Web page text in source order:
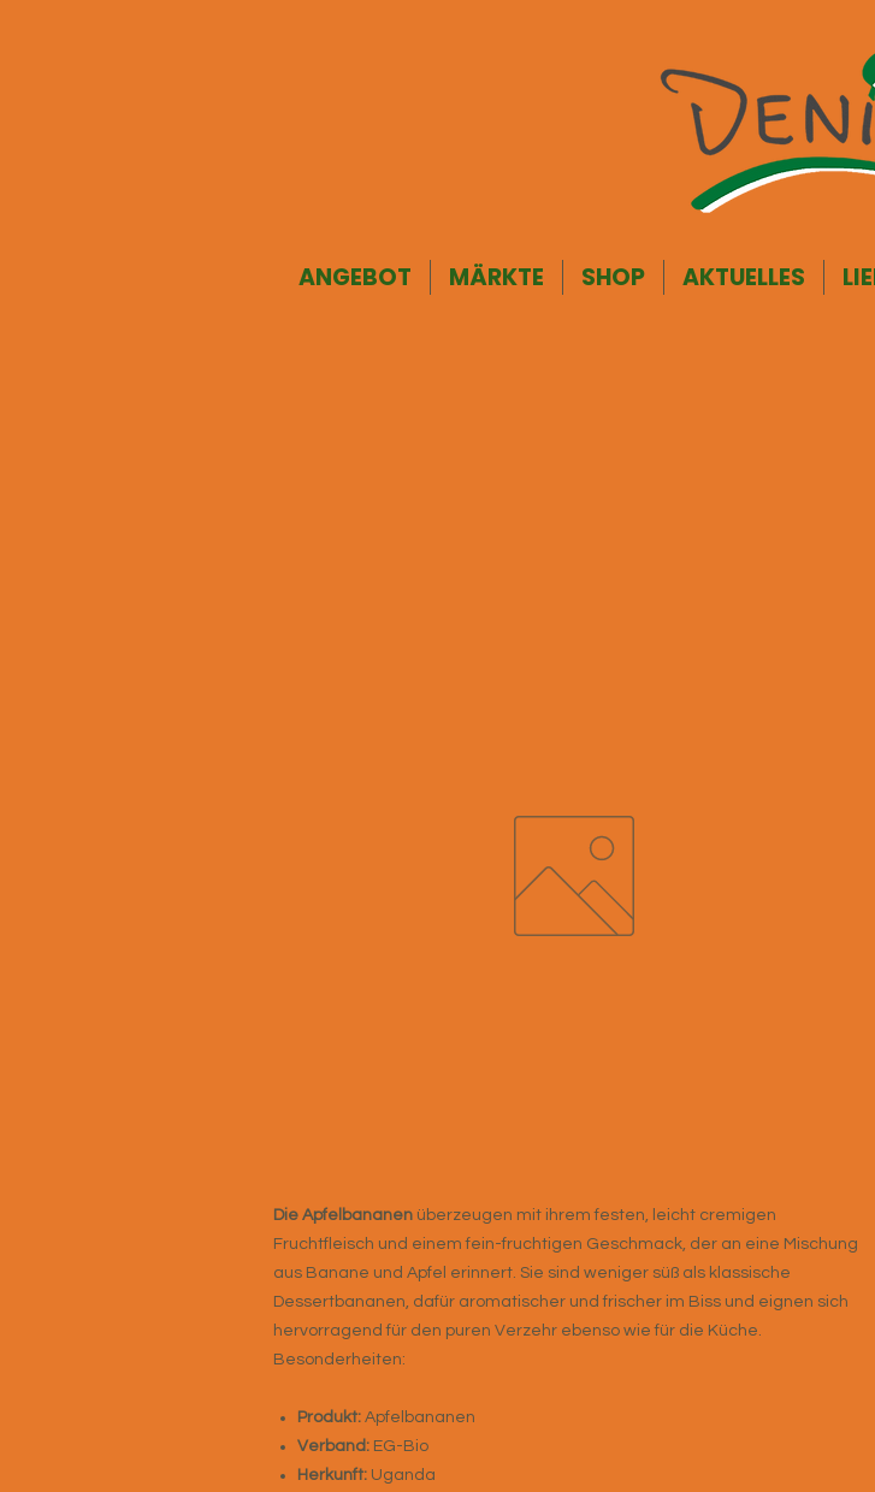
ANGEBOT MÄRKTE SHOP AKTUELLES
Die Apfelbananen überzeugen mit ihrem festen, leicht cremigen
Fruchtfleisch und einem fein-fruchtigen Geschmack, der an eine Mischung
aus Banane und Apfel erinnert. Sie sind weniger süß als klassische
Dessertbananen, dafür aromatischer und frischer im Biss und eignen sich
hervorragend für den puren Verzehr ebenso wie für die Küche.
Besonderheiten:
Produkt: Apfelbananen
Verband: EG-Bio
Herkunft: Uganda